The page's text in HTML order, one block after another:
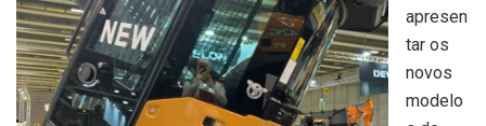
apresen
tar os
novos
modelo